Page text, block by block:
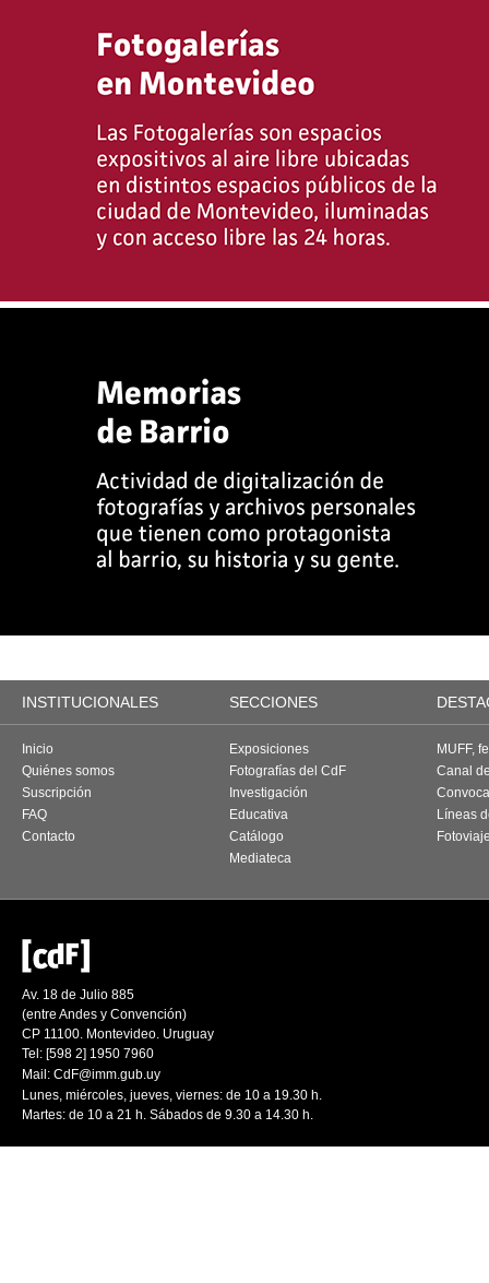
INSTITUCIONALES SECCIONES
Inicio
Quiénes somos
Suscripción
FAQ
Contacto
Exposiciones
Fotografías del CdF
Investigación
Educativa
Catálogo
Mediateca
MUFF,
Canal
Líneas
Av. 18 de Julio 885
(entre Andes y Convención)
CP 11100. Montevideo. Uruguay
Tel: [598 2] 1950 7960
Mail: CdF@imm.gub.uy
Lunes, miércoles, jueves, viernes: de 10 a 19.30 h.
Martes: de 10 a 21 h. Sábados de 9.30 a 14.30 h.